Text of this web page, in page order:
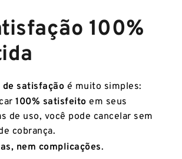
100%
satisfação é muito simples:
100% satisfeito em seus
de uso, você pode cancelar sem
cobrança.
nem complicações.